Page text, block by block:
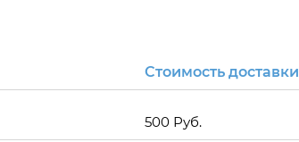
Стоимость доставки
500 Руб.